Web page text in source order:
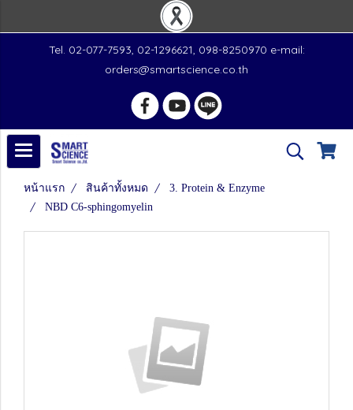
Tel. 02-077-7593, 02-1296621, 098-8250970 e-mail:
orders@smartscience.co.th
หน้าแรก สินค้าทั้งหมด
3. Protein & Enzyme
NBD C6-sphingomyelin